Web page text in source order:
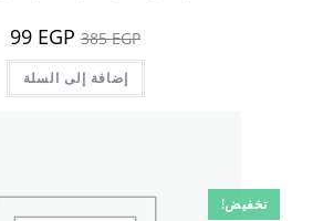
385EGP السعر
الأصلي
هو:
385 EGP.
99 EGP
هو:
إضافة إلى السلة
تخفيض!